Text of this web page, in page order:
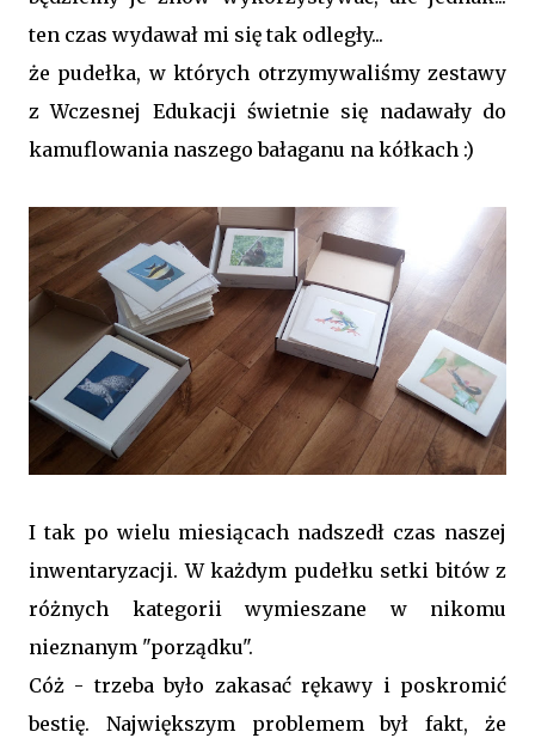
ten czas wydawał mi się tak odległy...
że pudełka, w których otrzymywaliśmy zestawy
z Wczesnej Edukacji świetnie się nadawały do
kamuflowania naszego bałaganu na kółkach :)
I tak po wielu miesiącach nadszedł czas naszej
inwentaryzacji. W każdym pudełku setki bitów z
różnych kategorii wymieszane w nikomu
nieznanym "porządku".
Cóż - trzeba było zakasać rękawy i poskromić
bestię. Największym problemem był fakt, że